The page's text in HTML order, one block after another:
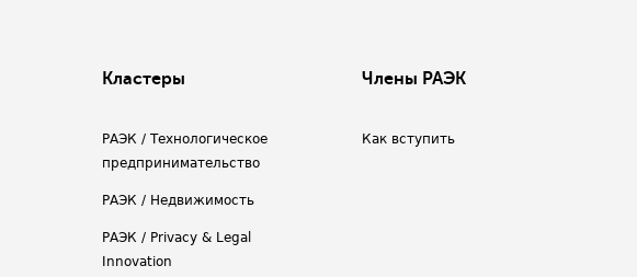
Кластеры
РАЭК / Технологическое
предпринимательство
РАЭК / Недвижимость
РАЭК / Privacy & Legal
Innovation
Члены РАЭК
Как вступить